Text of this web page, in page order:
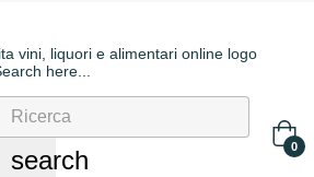
here...
search 0